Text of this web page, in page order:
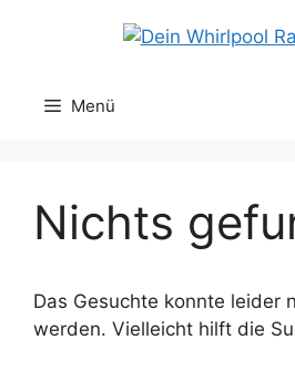
Menü
Nichts
Das Gesuchte konnte leider
werden. Vielleicht hilft die